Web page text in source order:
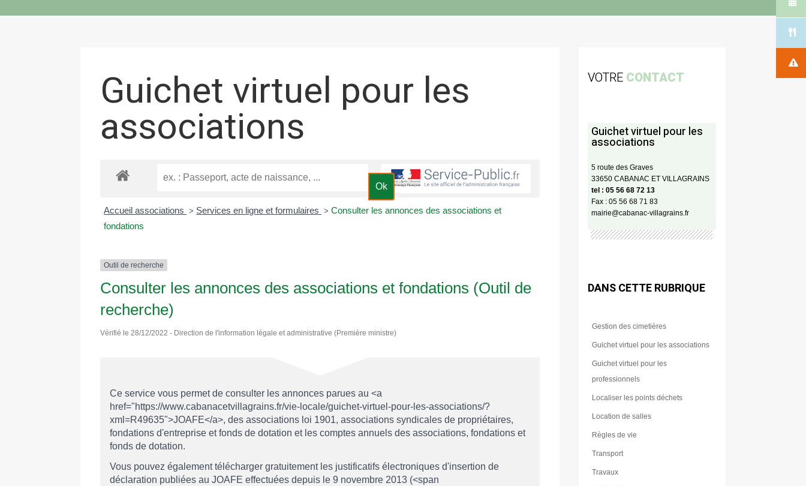
Guichet virtuel pour les
associations
Accueil associations > Services en ligne et formulaires > Consulter les annonces des associations et
fondations
Outil de recherche
Consulter les annonces des associations et fondations (Outil de
recherche)
Vérifié le 28/12/2022 - Direction de l'information légale et administrative (Première ministre)
Ce service vous permet de consulter les annonces parues au <a
href="https://www.cabanacetvillagrains.fr/vie-locale/guichet-virtuel-pour-les-associations/?
xml=R49635">JOAFE</a>, des associations loi 1901, associations syndicales de propriétaires,
fondations d'entreprise et fonds de dotation et les comptes annuels des associations, fondations et
fonds de dotation.
Vous pouvez également télécharger gratuitement les justificatifs électroniques d'insertion de
déclaration publiées au JOAFE effectuées depuis le 9 novembre 2013 (<span
VOTRE CONTACT
Guichet virtuel pour les
associations
5 route des Graves
33650 CABANAC ET VILLAGRAINS
tel : 05 56 68 72 13
Fax : 05 56 68 71 83
mairie@cabanac-villagrains.fr
DANS CETTE RUBRIQUE
Gestion des cimetières
Guichet virtuel pour les associations
Guichet virtuel pour les
professionnels
Localiser les points déchets
Location de salles
Règles de vie
Transport
Travaux